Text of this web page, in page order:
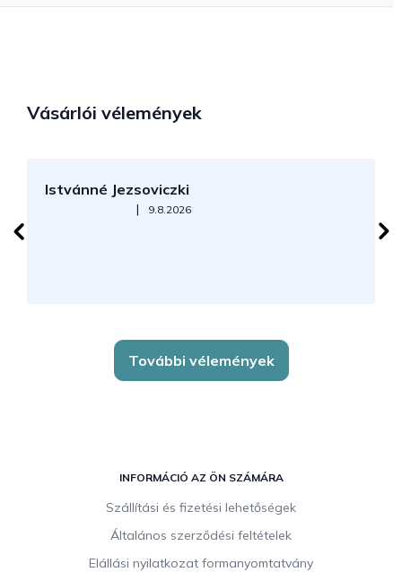
Vásárlói vélemények
Istvánné Jezsoviczki
Az áruház értékelése 5-ből 5 csillag.
| 9.8.2026
További vélemények
INFORMÁCIÓ AZ ÖN SZÁMÁRA
Szállítási és fizetési lehetőségek
Általános szerződési feltételek
Elállási nyilatkozat formanyomtatvány